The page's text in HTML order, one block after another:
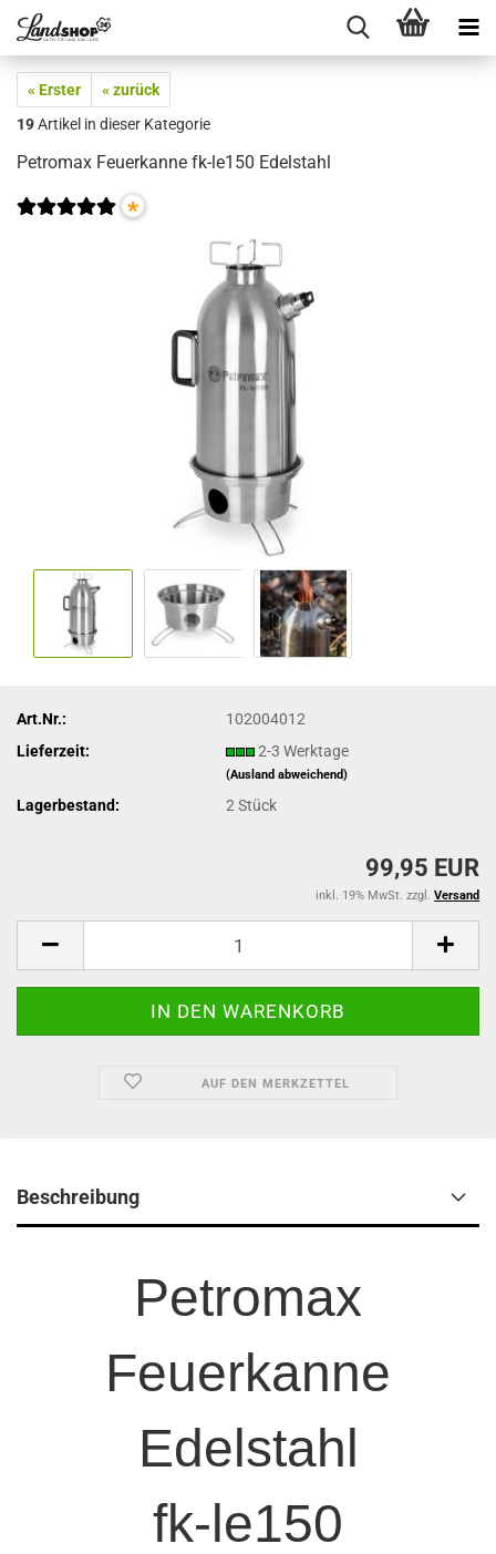
« Erster
« zurück
19Artikel in dieser Kategorie
Petromax Feuerkanne fk-le150 Edelstahl
*
Art.Nr.:
102004012
Lieferzeit:
2-3 Werktage
(Ausland abweichend)
Lagerbestand: 2Stück
99,95 EUR
inkl. 19% MwSt. zzgl. Versand
AUF DEN MERKZETTEL
Beschreibung
Petromax
Feuerkanne
Edelstahl
fk-le150